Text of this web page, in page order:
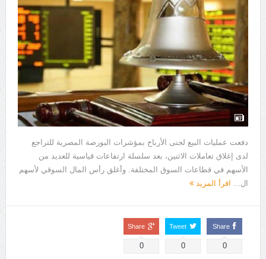
دفعت عمليات البيع لجنى الأرباح بمؤشرات البورصة المصرية للتراجع
لدى إغلاق تعاملات الاثنين، بعد سلسلة ارتفاعات قياسية للعديد من
الأسهم في قطاعات السوق المختلفة. وأغلق رأس المال السوقي لأسهم
ال... اقرأ المزيد
Share
0
Tweet
0
Share
0